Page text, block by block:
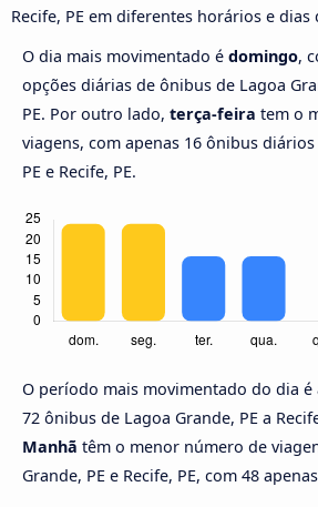
Recife, PE em diferentes horários e dias
O dia mais movimentado é domingo,
opções diárias de ônibus de Lagoa
PE. Por outro lado, terça-feira tem o
viagens, com apenas 16 ônibus
PE e Recife, PE.
O período mais movimentado do dia é
72 ônibus de Lagoa Grande, PE a
Manhã têm o menor número de
Grande, PE e Recife, PE, com 48